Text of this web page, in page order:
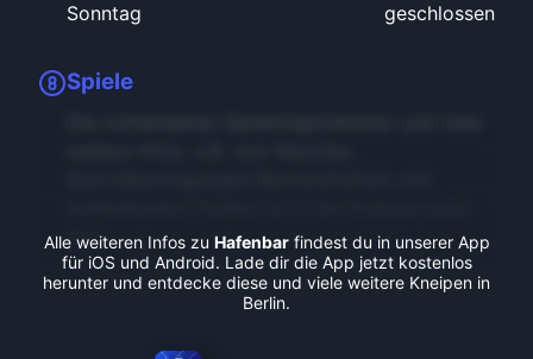
Sonntag
geschlossen
Spiele
App.
Alle weiteren Infos zu Hafenbarfindest du in unserer App
für iOS und Android. Lade dir die App jetzt kostenlos
herunter und entdecke diese und viele weitere Kneipen in
Berlin.